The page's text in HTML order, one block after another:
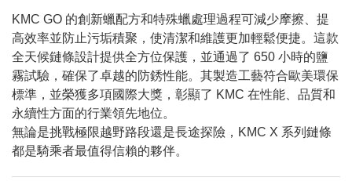
KMC GO 的創新蠟配方和特殊蠟處理過程可減少摩擦、提
高效率並防止污垢積聚，使清潔和維護更加輕鬆便捷。這款
全天候鏈條設計提供全方位保護，並通過了 650 小時的鹽
霧試驗，確保了卓越的防銹性能。其製造工藝符合歐美環保
標準，並榮獲多項國際大獎，彰顯了 KMC 在性能、品質和
永續性方面的行業領先地位。
無論是挑戰極限越野路段還是長途探險，KMC X 系列鏈條
都是騎乘者最值得信賴的夥伴。